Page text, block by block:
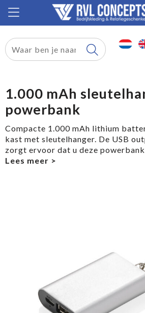
Relatiegeschenken
Tassen
Sport
Werkkleding
1.000 mAh
powerbank
Compacte 1.000 mAh lithium
kast met sleutelhanger. De USB
zorgt ervoor dat u deze